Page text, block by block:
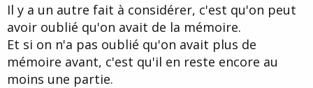
e
Il y a un autre fait à considérer, c'est qu'on peut
avoir oublié qu'on avait de la mémoire.
Et si on n'a pas oublié qu'on avait plus de
mémoire avant, c'est qu'il en reste encore au
moins une partie.